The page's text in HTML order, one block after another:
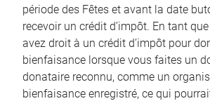
période des Fêtes et avant la date
recevoir un crédit d’impôt. En tant
avez droit à un crédit d’impôt pour
bienfaisance lorsque vous faites un
donataire reconnu, comme un
bienfaisance enregistré, ce qui